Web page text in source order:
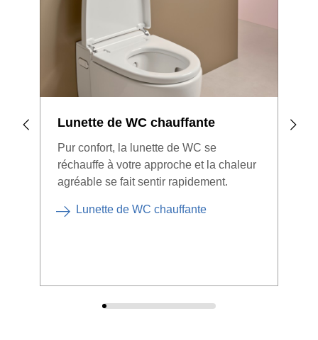
Lunette de WC chauffante
Pur confort, la lunette de WC se
réchauffe à votre approche et la chaleur
agréable se fait sentir rapidement.
Lunette de WC chauffante